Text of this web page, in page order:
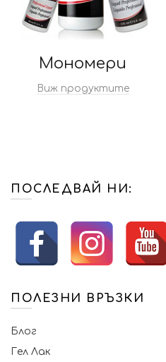
Мономери
Виж продуктите
ПОСЛЕДВАЙ НИ:
ПОЛЕЗНИ ВРЪЗКИ
Блог
Гел Лак